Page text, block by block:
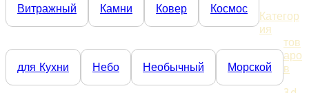
Витражный Камни Ковер Космос
для Кухни Небо Необычный Морской
Категор
ия
тов
аро
в